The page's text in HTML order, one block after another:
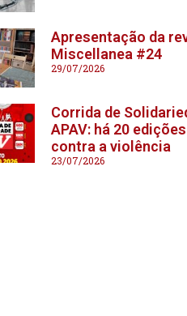
Apresentação da
Miscellanea #24
29/07/2026
Corrida de
APAV: há 20
contra a violência
23/07/2026